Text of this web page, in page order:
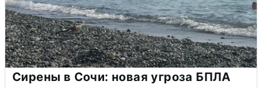
Сирены в Сочи: новая угроза БПЛА